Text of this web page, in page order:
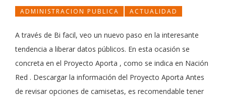
ADMINISTRACION PUBLICA
ACTUALIDAD
A través de Bi facil, veo un nuevo paso en la interesante
tendencia a liberar datos públicos. En esta ocasión se
concreta en el Proyecto Aporta , como se indica en Nación
Red . Descargar la información del Proyecto Aporta Antes
de revisar opciones de camisetas, es recomendable tener